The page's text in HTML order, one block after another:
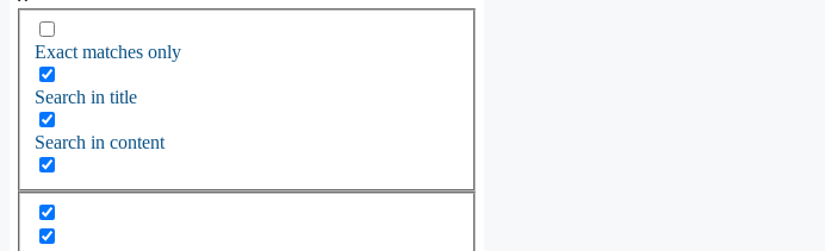
Exact matches only
Search in title
Search in content